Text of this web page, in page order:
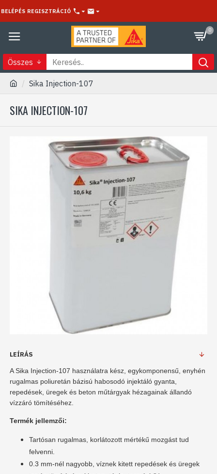
BELÉPÉS REGISZTRÁCIÓ
0
Összes
Sika Injection-107
SIKA INJECTION-107
LEÍRÁS
A Sika Injection-107 használatra kész, egykomponensű, enyhén
rugalmas poliuretán bázisú habosodó injektáló gyanta,
repedések, üregek és beton műtárgyak hézagainak állandó
vízzáró tömítéséhez.
Termék jellemzői:
Tartósan rugalmas, korlátozott mértékű mozgást tud
felvenni.
0.3 mm-nél nagyobb, víznek kitett repedések és üregek